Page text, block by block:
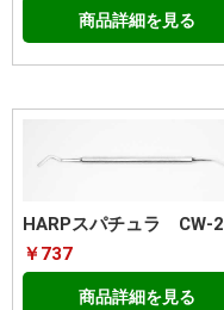
商品詳細を見る
HARPスパチュラ CW-2
￥737
商品詳細を見る